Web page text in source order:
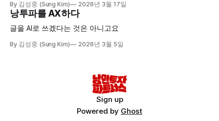
By 김성중 (Sung Kim) 2026년 3월 17일
낭투파를 AX하다
글을 AI로 쓰겠다는 것은 아니고요
By 김성중 (Sung Kim) 2026년 3월 5일
Sign up
Powered by Ghost